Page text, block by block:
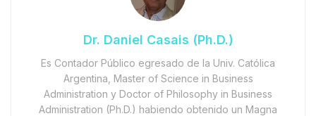
Dr. Daniel Casais (Ph.D.)
Es Contador Público egresado de la Univ. Católica
Argentina, Master of Science in Business
Administration y Doctor of Philosophy in Business
Administration (Ph.D.) habiendo obtenido un Magna